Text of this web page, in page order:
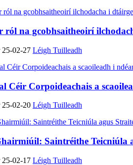
ról na gcobhsaitheoirí
25-02-27 Léigh Tuilleadh
Céir Corpoideachais a
25-02-20 Léigh Tuilleadh
Saintréithe Teicniúla
25-02-17 Léigh Tuilleadh